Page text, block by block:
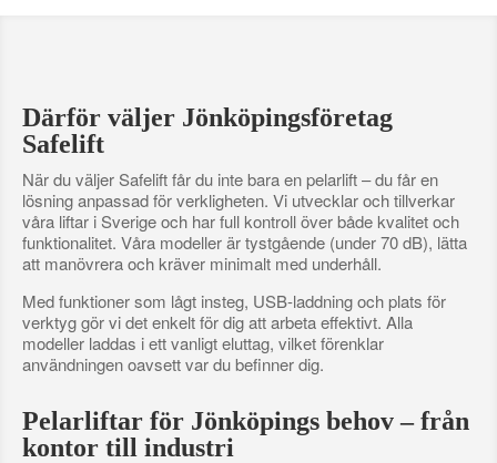
Därför väljer Jönköpingsföretag
Safelift
När du väljer Safelift får du inte bara en pelarlift – du får en
lösning anpassad för verkligheten. Vi utvecklar och tillverkar
våra liftar i Sverige och har full kontroll över både kvalitet och
funktionalitet. Våra modeller är tystgående (under 70 dB), lätta
att manövrera och kräver minimalt med underhåll.
Med funktioner som lågt insteg, USB-laddning och plats för
verktyg gör vi det enkelt för dig att arbeta effektivt. Alla
modeller laddas i ett vanligt eluttag, vilket förenklar
användningen oavsett var du befinner dig.
Pelarliftar för Jönköpings behov – från
kontor till industri